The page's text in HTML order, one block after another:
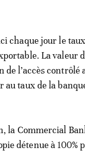
chaque jour le
La valeur
de l’accès
au taux de la
la Commercial
détenue à 100%